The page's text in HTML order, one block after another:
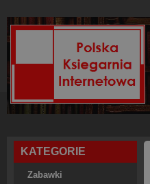
KATEGORIE
Zabawki